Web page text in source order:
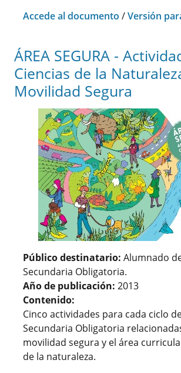
Accede al documento /Versión
ÁREA SEGURA -
Ciencias de la
Movilidad Segura
Público destinatario: Alumnado
Secundaria Obligatoria.
Año de publicación: 2013
Contenido:
Cinco actividades para cada ciclo
Secundaria Obligatoria
movilidad segura y el área
de la naturaleza.